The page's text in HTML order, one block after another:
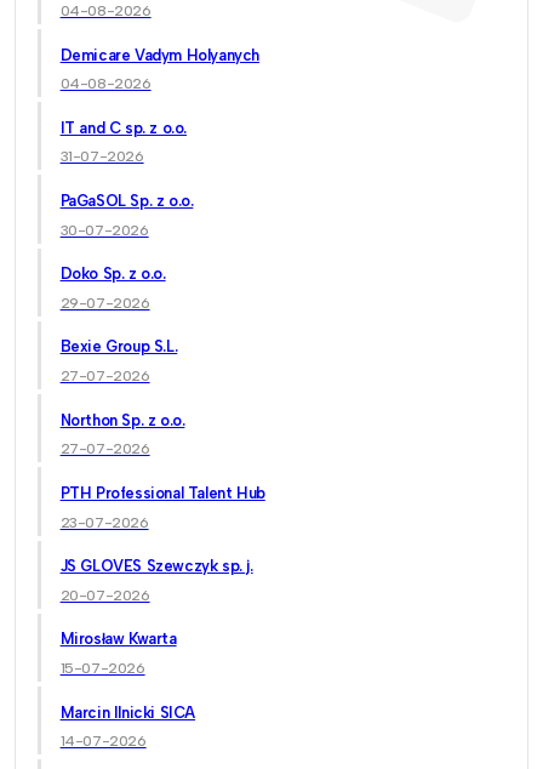
04-08-2026
Demicare Vadym Holyanych
04-08-2026
IT and C sp. z o.o.
31-07-2026
PaGaSOL Sp. z o.o.
30-07-2026
Doko Sp. z o.o.
29-07-2026
Bexie Group S.L.
27-07-2026
Northon Sp. z o.o.
27-07-2026
PTH Professional Talent Hub
23-07-2026
JS GLOVES Szewczyk sp. j.
20-07-2026
Mirosław Kwarta
15-07-2026
Marcin Ilnicki SICA
14-07-2026